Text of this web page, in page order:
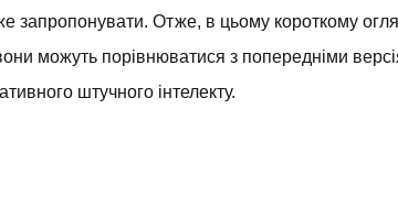
запропонувати. Отже, в цьому короткому
можуть порівнюватися з попередніми
штучного інтелекту.